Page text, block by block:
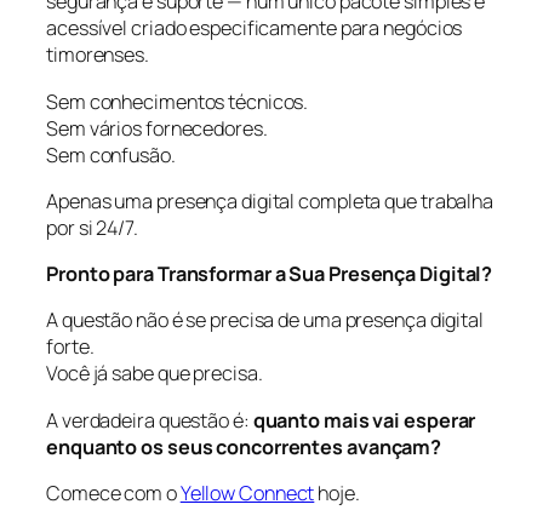
acessível criado especificamente para negócios
timorenses.
Sem conhecimentos técnicos.
Sem vários fornecedores.
Sem confusão.
Apenas uma presença digital completa que trabalha
por si 24/7.
Pronto para Transformar a Sua Presença Digital?
A questão não é se precisa de uma presença digital
forte.
Vocêjá sabe que precisa.
A verdadeira questão é: quanto mais vai esperar
enquanto os seus concorrentes avançam?
Comece com oYellow Connecthoje.